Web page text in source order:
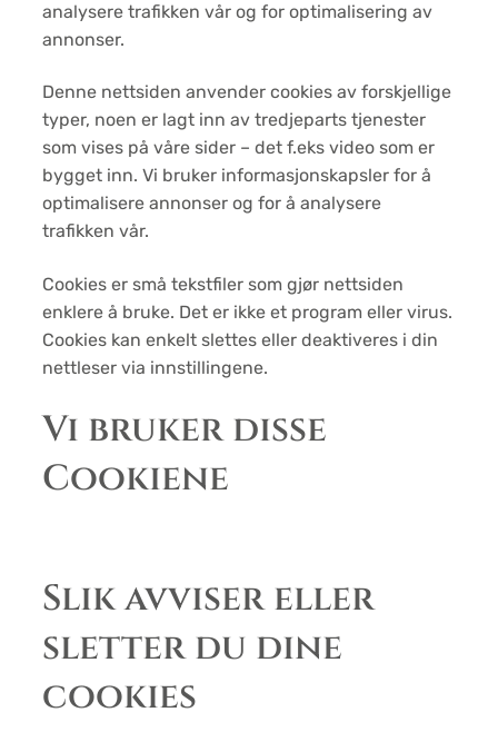
analysere trafikken vår og for optimalisering av
annonser.
Denne nettsiden anvender cookies av forskjellige
typer, noen er lagt inn av tredjeparts tjenester
som vises på våre sider – det f.eks video som er
bygget inn. Vi bruker informasjonskapsler for å
optimalisere annonser og for å analysere
trafikken vår.
Cookies er små tekstfiler som gjør nettsiden
enklere å bruke. Det er ikke et program eller virus.
Cookies kan enkelt slettes eller deaktiveres i din
nettleser via innstillingene.
Vi bruker disse
Cookiene
Slik avviser eller
sletter du dine
cookies